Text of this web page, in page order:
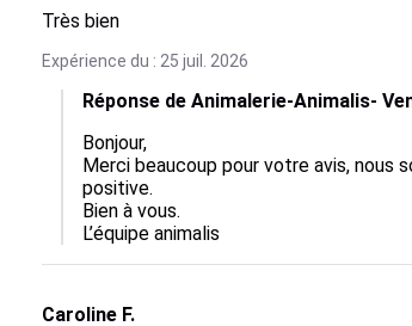
Très bien
Expérience du : 25 juil. 2026
Réponse de Animalerie-Animalis-
Bonjour,
Merci beaucoup pour votre avis, nous
positive.
Bien à vous.
L’équipe animalis
Caroline F.